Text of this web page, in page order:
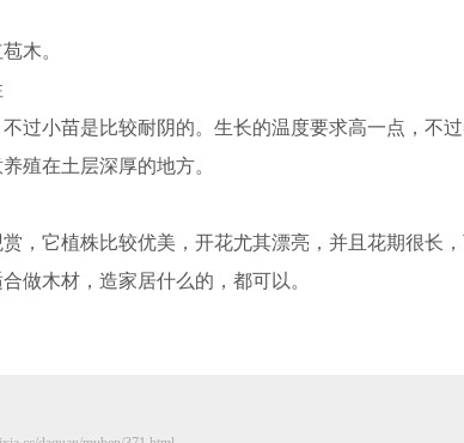
木。
过小苗是比较耐阴的。生长的温度要求高一点，不过
殖在土层深厚的地方。
，它植株比较优美，开花尤其漂亮，并且花期很长，
做木材，造家居什么的，都可以。